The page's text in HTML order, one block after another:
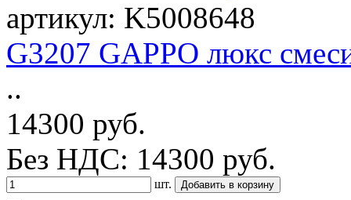
артикул: K5008648
G3207 GAPPO люкс
..
14300 руб.
Без НДС: 14300 руб.
шт.